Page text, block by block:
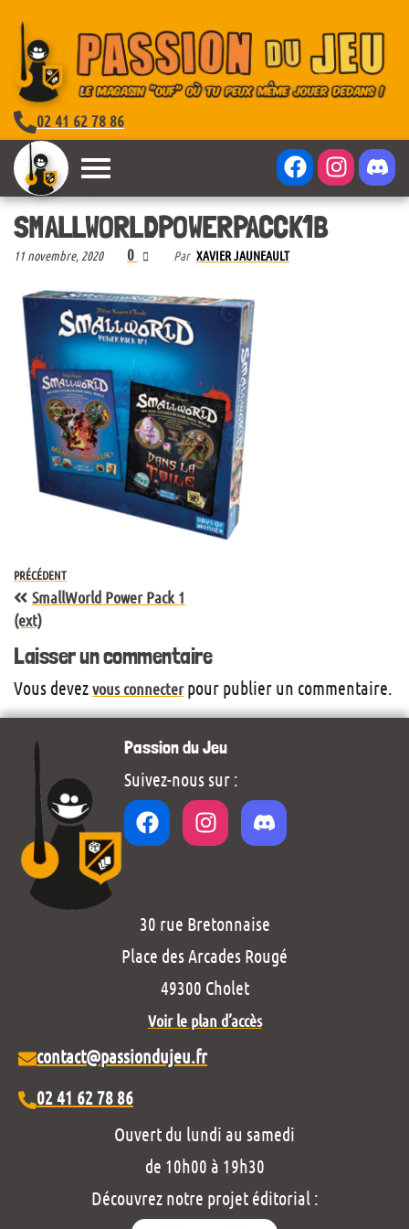
02 41 62 78 86
SMALLWORLDPOWERPACCK1B
11 novembre, 2020 0 Par XAVIER JAUNEAULT
PRÉCÉDENT
SmallWorld Power Pack 1
(ext)
Laisser un commentaire
Vous devezvous connecterpour publier un commentaire.
Passion du Jeu
Suivez-nous sur :
30 rue Bretonnaise
Place des Arcades Rougé
49300 Cholet
Voir le plan d’accès
contact@passiondujeu.fr
02 41 62 78 86
Ouvert du lundi au samedi
de 10h00 à 19h30
Découvrez notre projet éditorial :